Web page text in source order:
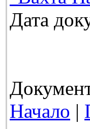
Дата
Начало |